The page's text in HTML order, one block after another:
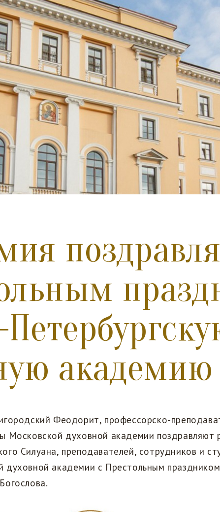
академию
Феодорит, профессорско-
Московской духовной академии поздравляют
Силуана, преподавателей, сотрудников и
духовной академии с Престольным